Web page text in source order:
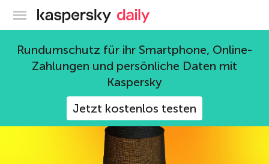
Offizieller Blog von Kaspersky
Rundumschutz für ihr Smartphone, Online-
Zahlungen und persönliche Daten mit
Kaspersky
Jetzt kostenlos testen
Bedrohungen
Internet der Dinge